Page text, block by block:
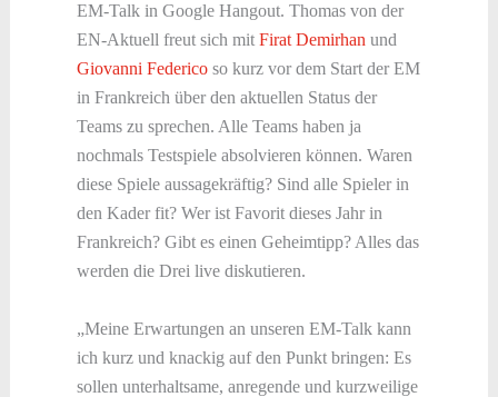
EM-Talk in Google Hangout. Thomas von der
EN-Aktuell freut sich mit Firat Demirhan und
Giovanni Federicoso kurz vor dem Start der EM
in Frankreich über den aktuellen Status der
Teams zu sprechen. Alle Teams haben ja
nochmals Testspiele absolvieren können. Waren
diese Spiele aussagekräftig? Sind alle Spieler in
den Kader fit? Wer ist Favorit dieses Jahr in
Frankreich? Gibt es einen Geheimtipp? Alles das
werden die Drei live diskutieren.
„Meine Erwartungen an unseren EM-Talk kann
ich kurz und knackig auf den Punkt bringen: Es
sollen unterhaltsame, anregende und kurzweilige